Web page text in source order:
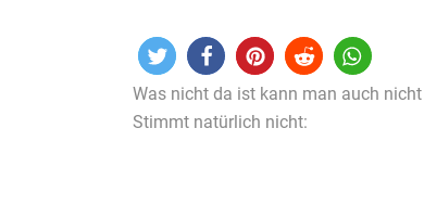
Was nicht da ist kann man auch
Stimmt natürlich nicht: